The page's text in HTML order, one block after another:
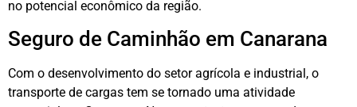
no potencial econômico da região.
Seguro de Caminhão em Canarana
Com o desenvolvimento do setor agrícola e industrial, o
transporte de cargas tem se tornado uma atividade